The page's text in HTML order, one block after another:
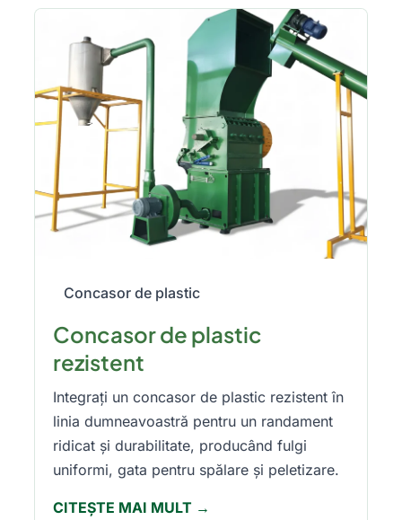
Concasor de plastic
Concasor de plastic
rezistent
Integrați un concasor de plastic rezistent în
linia dumneavoastră pentru un randament
ridicat și durabilitate, producând fulgi
uniformi, gata pentru spălare și peletizare.
CITEȘTE MAI MULT →